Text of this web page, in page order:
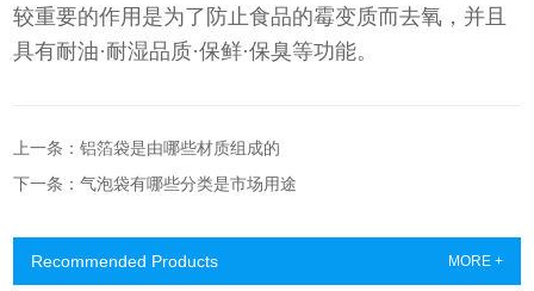
较重要的作用是为了防止食品的霉变质而去氧，并且
具有耐油·耐湿品质·保鲜·保臭等功能。
上一条：铝箔袋是由哪些材质组成的
下一条：气泡袋有哪些分类是市场用途
Recommended Products MORE +